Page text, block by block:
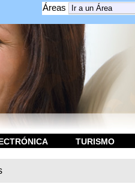
Áreas
TURISMO